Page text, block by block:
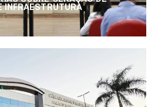
INFRAESTRUTURA